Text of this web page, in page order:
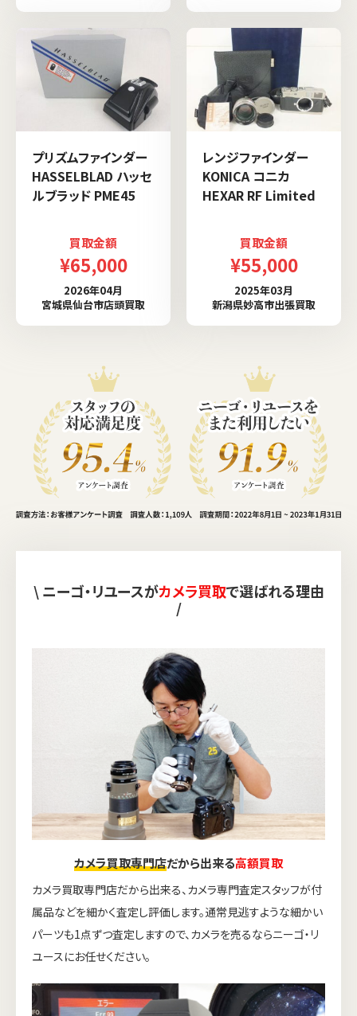
プリズムファインダー
HASSELBLAD ハッセ
ルブラッド PME45
買取金額
¥65,000
2026年04月
宮城県仙台市店頭買取
レンジファインダー
KONICA コニカ
HEXAR RF Limited
買取金額
¥55,000
2025年03月
新潟県妙高市出張買取
\ ニーゴ・リユースがカメラ買取で選ばれる理由
/
カメラ買取専門店だから出来る高額買取
カメラ買取専門店だから出来る、カメラ専門査定スタッフが付
属品などを細かく査定し評価します。通常見逃すような細かい
パーツも1点ずつ査定しますので、カメラを売るならニーゴ・リ
ユースにお任せください。